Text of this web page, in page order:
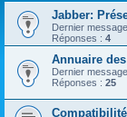
Jabber:
Dernier
Réponses : 4
Annuaire
Dernier
Réponses : 25